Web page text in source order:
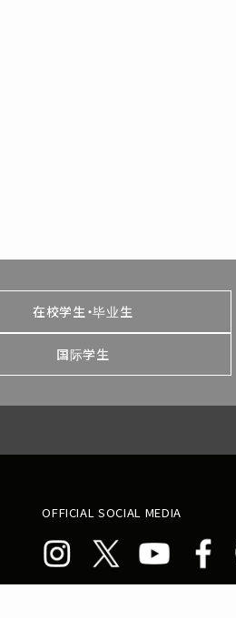
在校学生・毕业生
国际学生
OFFICIAL SOCIAL MEDIA